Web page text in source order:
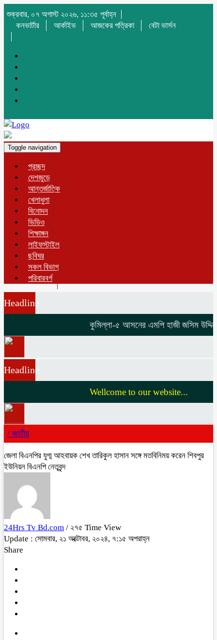
শুক্রবার, ০৭ অগাস্ট ২০২৬, ১১:৩৫ পূর্বাহ্ন
কনভার্টার
আর্কাইভ আজকের পত্রিকা বেটা ভার্সন
Toggle navigation
প্রচ্ছদ
দেশজুড়ে
আন্তর্জাতিক
খেলাধুলা
বিনোদন
ভিডিও
শিক্ষাঙ্গন
লাইফস্টাইল
ছবিঘর
সকল বিভাগ
পরিবারবর্গ
Headline
কুমিল্লা-৫ আসনের এমপি হাজী জসিম
Headline
Wellcome to our website...
/ জাতীয়
জেলা বিএনপির যুগ্ম আহবায়ক শেখ তারিকুল হাসান সঙ্গে মতবিনিময় করেন শিবপুর
ইউনিয়ন বিএনপি নেতৃবৃন্দ
24Hrs Tv Bd.com / ২৭৫ Time View
Update : সোমবার, ২১ অক্টোবর, ২০২৪, ৭:১৫ অপরাহ্ন
Share